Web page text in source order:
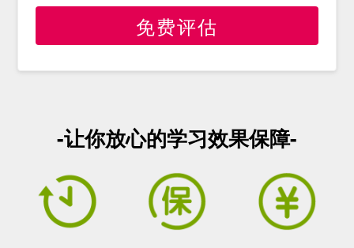
免费评估
-让你放心的学习效果保障-